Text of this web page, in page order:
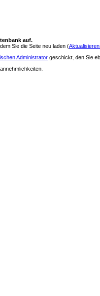
auf.
Sie die Seite neu laden (
Administrator geschickt, den Sie